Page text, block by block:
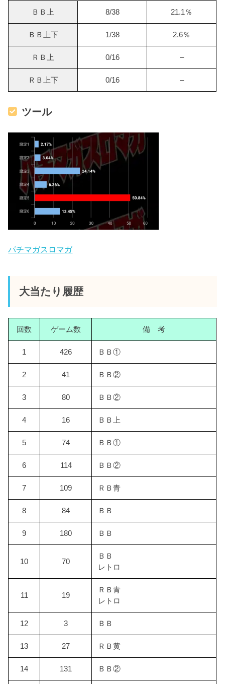
ＢＢ上 8/38 21.1％
ＢＢ上下 1/38 2.6％
ＲＢ上 0/16 –
ＲＢ上下 0/16 –
ツール
パチマガスロマガ
大当たり履歴
回数 ゲーム数 備 考
1 426 ＢＢ①
2 41 ＢＢ②
3 80 ＢＢ②
4 16 ＢＢ上
5 74 ＢＢ①
6 114 ＢＢ②
7 109 ＲＢ青
8 84 ＢＢ
9 180 ＢＢ
10 70
ＢＢ
レトロ
11 19
ＲＢ青
レトロ
12 3 ＢＢ
13 27 ＲＢ黄
14 131 ＢＢ②